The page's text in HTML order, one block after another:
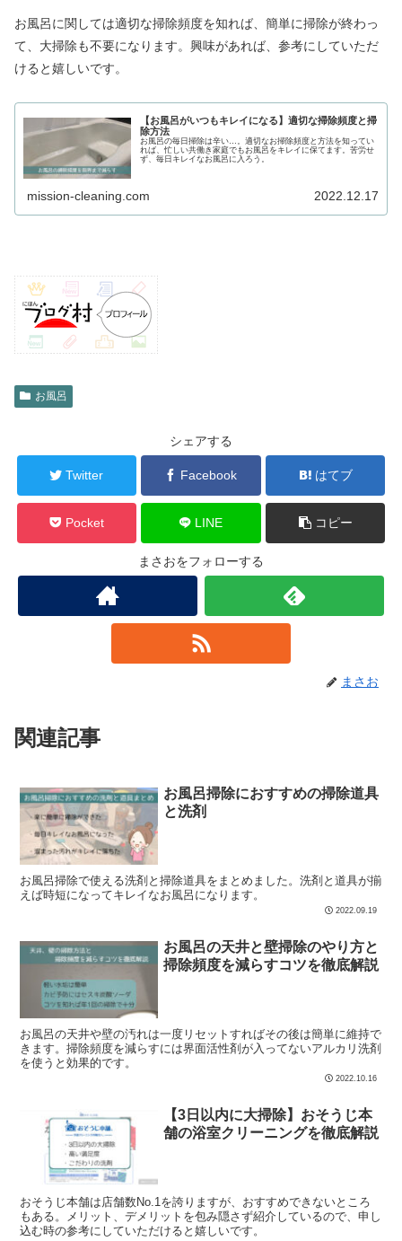
お風呂に関しては適切な掃除頻度を知れば、簡単に掃除が終わっ
て、大掃除も不要になります。興味があれば、参考にしていただ
けると嬉しいです。
【お風呂がいつもキレイになる】適切な掃除頻度と掃
除方法
お風呂の毎日掃除は辛い…。適切なお掃除頻度と方法を知ってい
れば、忙しい共働き家庭でもお風呂をキレイに保てます。苦労せ
ず、毎日キレイなお風呂に入ろう。
mission-cleaning.com 2022.12.17
お風呂
シェアする
Twitter Facebook はてブ
Pocket LINE コピー
まさおをフォローする
まさお
関連記事
お風呂掃除におすすめの掃除道具
と洗剤
お風呂掃除で使える洗剤と掃除道具をまとめました。洗剤と道具が揃
えば時短になってキレイなお風呂になります。
2022.09.19
お風呂の天井と壁掃除のやり方と
掃除頻度を減らすコツを徹底解説
お風呂の天井や壁の汚れは一度リセットすればその後は簡単に維持で
きます。掃除頻度を減らすには界面活性剤が入ってないアルカリ洗剤
を使うと効果的です。
2022.10.16
【3日以内に大掃除】おそうじ本
舗の浴室クリーニングを徹底解説
おそうじ本舗は店舗数No.1を誇りますが、おすすめできないところ
もある。メリット、デメリットを包み隠さず紹介しているので、申し
込む時の参考にしていただけると嬉しいです。